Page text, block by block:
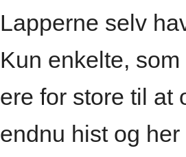
Lapperne selv
Kun enkelte,
ere for store til at
endnu hist og